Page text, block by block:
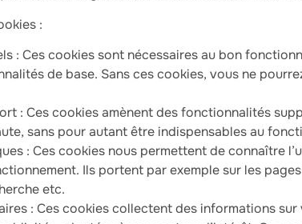
:
: Ces cookies sont nécessaires au bon
de base. Sans ces cookies, vous ne
: Ces cookies amènent des fonctionnalités
sans pour autant être indispensables au
: Ces cookies nous permettent de connaître
Ils portent par exemple sur les
etc.
: Ces cookies collectent des informations